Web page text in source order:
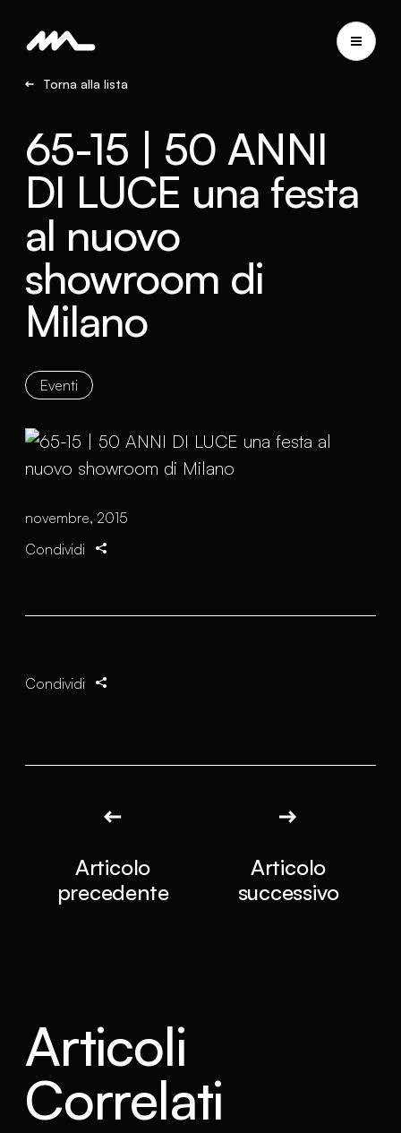
Torna alla lista
65-15 | 50 ANNI
DI LUCE una festa
al nuovo
showroom di
Milano
Eventi
novembre, 2015
Condividi
Condividi
Articolo
precedente
Articolo
successivo
Articoli
Correlati